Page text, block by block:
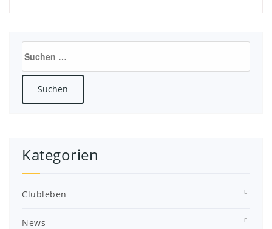
nach:
Kategorien
Clubleben
News